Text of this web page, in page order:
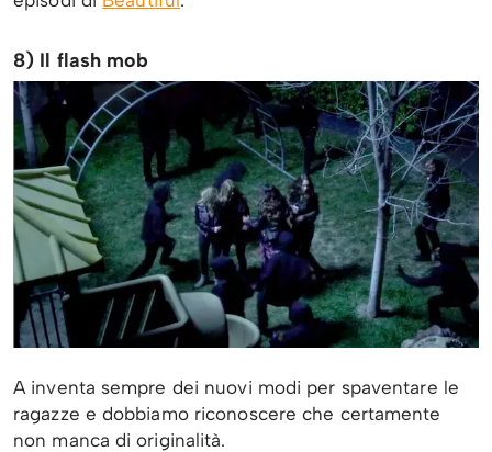
8) Il flash mob
A inventa sempre dei nuovi modi per spaventare le
ragazze e dobbiamo riconoscere che certamente
non manca di originalità.